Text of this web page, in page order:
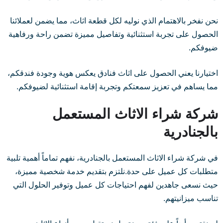
نحن نفخر بالاهتمام الذي نوليه لكل قطعة اثاث، مما يضمن لعملائنا
الحصول على تجربة استثنائية وتفاصيل مميزة تضمن راحة ورفاهية
ضيوفكم.
اختيارنا يعني الحصول على اثاث فنادق يعكس هوية وجودة فندقكم،
مما يساهم في تعزيز سمعتكم وتجربة إقامة استثنائية لضيوفكم.
شركة شراء الاثاث المستعمل
بالجنادرية
في شركة شراء الاثاث المستعمل بالجنادرية، نفهم تماماً أهمية تلبية
متطلبات كل عميل على حدة.نلتزم بتقديم خدمة شخصية مميزة،
حيث نسعى جاهدين لفهم احتياجات كل عميل وتوفير الحلول التي
تناسب ميزانيتهم.